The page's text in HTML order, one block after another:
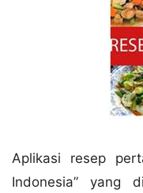
Aplikasi resep
Indonesia” yang